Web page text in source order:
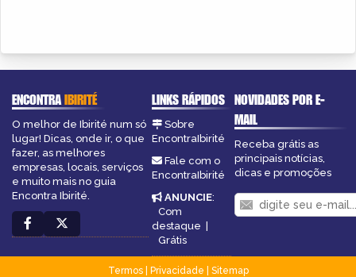
ENCONTRAIBIRITÉ
O melhor de Ibirité num só
lugar! Dicas, onde ir, o que
fazer, as melhores
empresas, locais, serviços
e muito mais no guia
Encontra Ibirité.
LINKS RÁPIDOS
Sobre
EncontraIbirité
Fale com o
EncontraIbirité
ANUNCIE:
Com
destaque |
Grátis
NOVIDADES POR E-
MAIL
Receba grátis as
principais notícias,
dicas e promoções
Termos| Privacidade
Sitemap